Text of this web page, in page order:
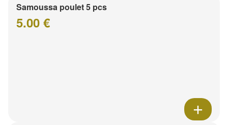
Samoussa poulet 5 pcs
5.00 €